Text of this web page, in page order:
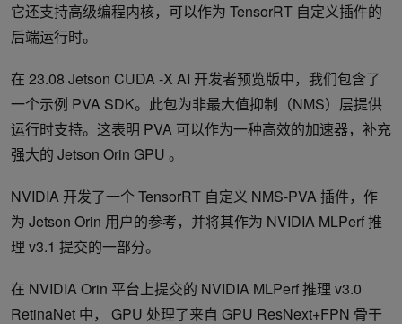
它还支持高级编程内核，可以作为 TensorRT 自定义插件的
后端运行时。
在 23.08 Jetson CUDA -X AI 开发者预览版中，我们包含了
一个示例 PVA SDK。此包为非最大值抑制（NMS）层提供
运行时支持。这表明 PVA 可以作为一种高效的加速器，补充
强大的 Jetson Orin GPU 。
NVIDIA 开发了一个 TensorRT 自定义 NMS-PVA 插件，作
为 Jetson Orin 用户的参考，并将其作为 NVIDIA MLPerf 推
理 v3.1 提交的一部分。
在 NVIDIA Orin 平台上提交的 NVIDIA MLPerf 推理 v3.0
RetinaNet 中， GPU 处理了来自 GPU ResNext+FPN 骨干